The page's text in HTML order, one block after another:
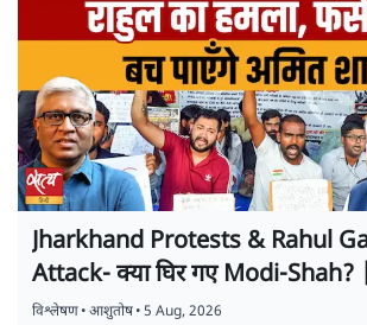
Jharkhand Protests & Rahul
Attack- क्या घिर गए Modi-
Ki Baat
विश्लेषण•आशुतोष•5 Aug, 2026